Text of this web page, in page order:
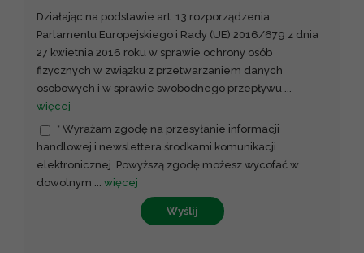
Działając na podstawie art. 13 rozporządzenia
Parlamentu Europejskiego i Rady (UE) 2016/679 z dnia
27 kwietnia 2016 roku w sprawie ochrony osób
fizycznych w związku z przetwarzaniem danych
osobowych i w sprawie swobodnego przepływu ...
więcej
* Wyrażam zgodę na przesyłanie informacji
handlowej i newslettera środkami komunikacji
elektronicznej. Powyższą zgodę możesz wycofać w
dowolnym ... więcej
Wyślij